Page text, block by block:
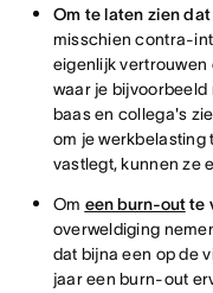
Om te laten zien
misschien contra-
eigenlijk vertrouwen
waar je bijvoorbeeld
baas en collega's
om je werkbelasting
vastlegt, kunnen ze
Om een burn-outte
overweldiging
dat bijna een op de
jaar een burn-out